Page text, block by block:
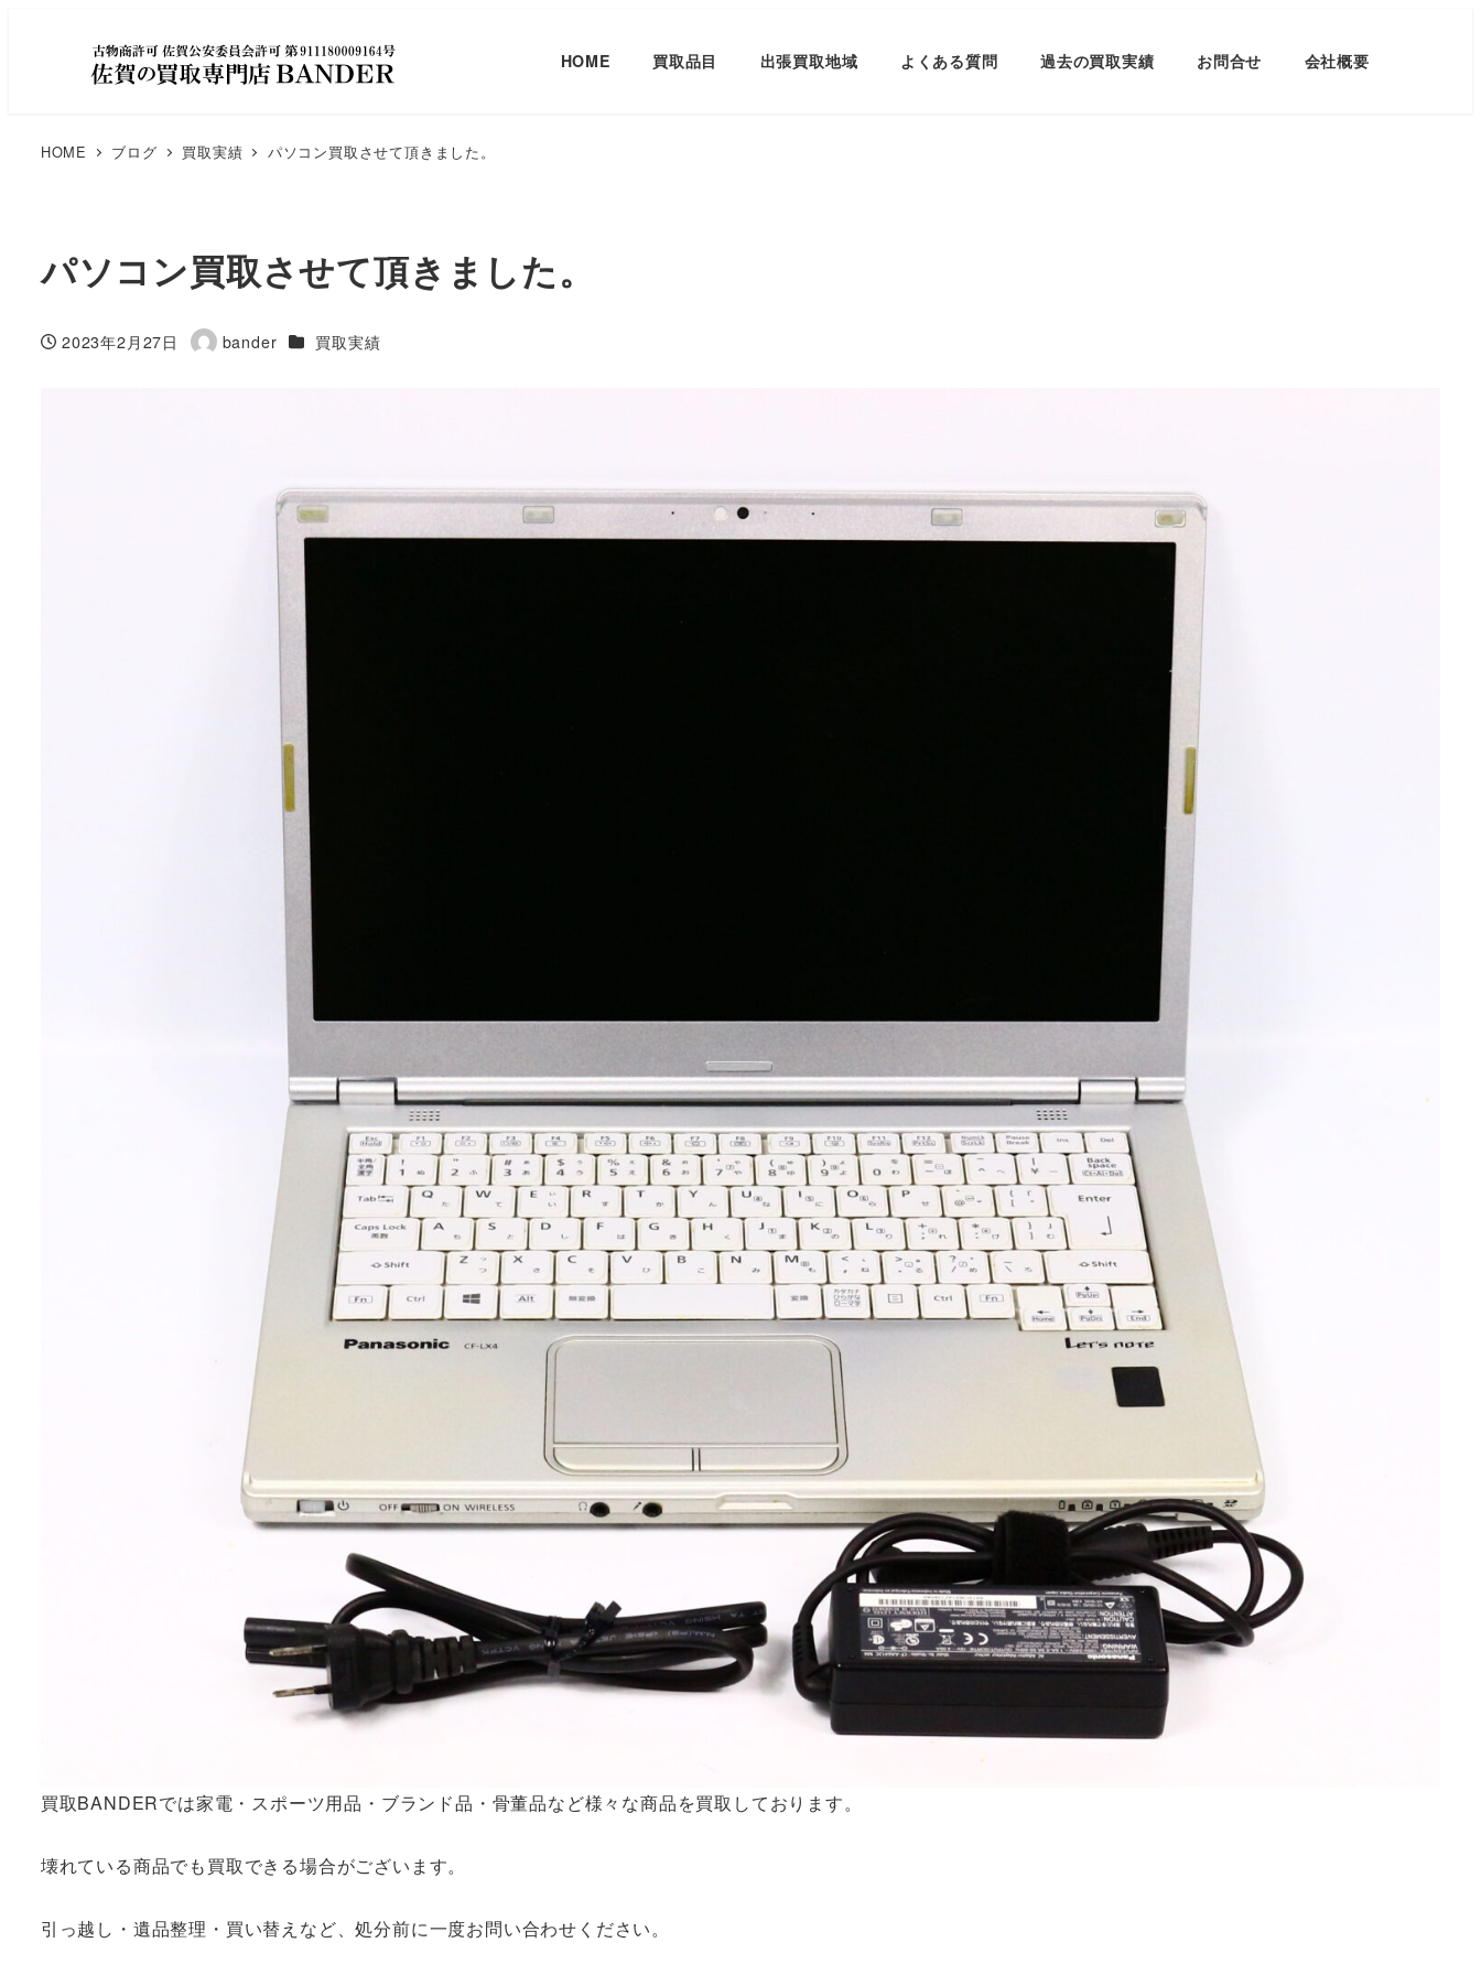
HOME 買取品目 出張買取地域 よくある質問 過去の買取実績 お問合せ 会社概要
HOME ブログ 買取実績 パソコン買取させて頂きました。
パソコン買取させて頂きました。
投稿日
2023年2月27日
著
bander カテゴリー
買取実績
買取BANDERでは家電・スポーツ用品・ブランド品・骨董品など様々な商品を買取しております。
壊れている商品でも買取できる場合がございます。
引っ越し・遺品整理・買い替えなど、処分前に一度お問い合わせください。